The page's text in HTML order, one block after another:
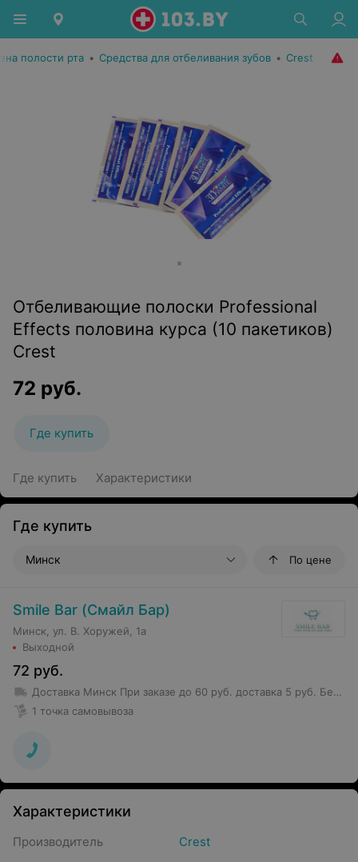
полости рта • Средства для отбеливания зубов • Crest
Отбеливающие полоски Professional
Effects половина курса (10 пакетиков)
Crest
72 руб.
Где купить
Где купить Характеристики
Где купить
Минск По цене
Smile Bar (Смайл Бар)
Минск, ул. В. Хоружей, 1а
Выходной
72 руб.
Доставка Минск При заказе до 60 руб. доставка 5 руб. Бесплатная доставка от 60 руб.
1 точка самовывоза
Характеристики
Производитель
Crest